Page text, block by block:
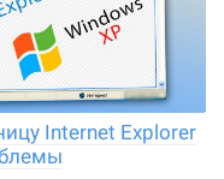
Internet Explorer